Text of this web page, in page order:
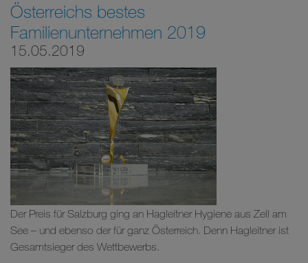
Österreichs bestes
Familienunternehmen 2019
15.05.2019
Der Preis für Salzburg ging an Hagleitner Hygiene aus Zell am
See – und ebenso der für ganz Österreich. Denn Hagleitner ist
Gesamtsieger des Wettbewerbs.